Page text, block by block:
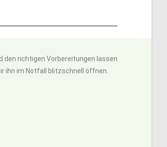
den richtigen Vorbereitungen lassen
ihn im Notfall blitzschnell öffnen.